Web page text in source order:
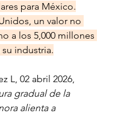
para México.
un valor no
a los 5,000 millones
industria.
L, 02 abril 2026,
gradual de la
alienta a